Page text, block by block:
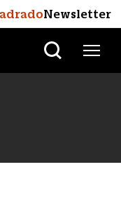
Newsletter